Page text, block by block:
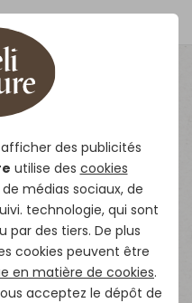
des publicités
utilise des cookies
médias sociaux, de
technologie, qui sont
par des tiers. De plus
cookies peuvent être
en matière de cookies.
acceptez le dépôt de